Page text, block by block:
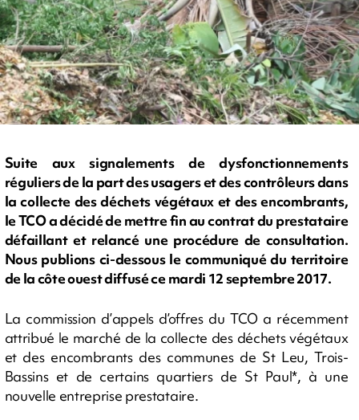
Suite aux signalements de dysfonctionnements
réguliers de la part des usagers et des contrôleurs dans
la collecte des déchets végétaux et des encombrants,
le TCO a décidé de mettre fin au contrat du prestataire
défaillant et relancé une procédure de consultation.
Nous publions ci-dessous le communiqué du territoire
de la côte ouest diffusé ce mardi 12 septembre 2017.
La commission d’appels d’offres du TCO a récemment
attribué le marché de la collecte des déchets végétaux
et des encombrants des communes de St Leu, Trois-
Bassins et de certains quartiers de St Paul*, à une
nouvelle entreprise prestataire.